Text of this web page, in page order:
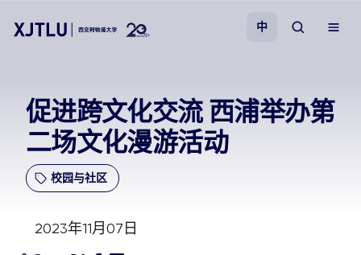
招生
科研
学院
中
促进跨文化交流 西浦举办第
二场文化漫游活动
校园与社区
2023年11月07日